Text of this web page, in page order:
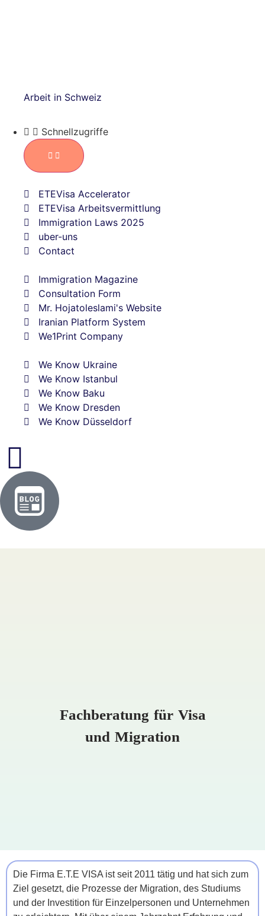
Arbeit in Schweiz
Schnellzugriffe
ETEVisa Accelerator
ETEVisa Arbeitsvermittlung
Immigration Laws 2025
uber-uns
Contact
Immigration Magazine
Consultation Form
Mr. Hojatoleslami's Website
Iranian Platform System
We1Print Company
We Know Ukraine
We Know Istanbul
We Know Baku
We Know Dresden
We Know Düsseldorf
Fachberatung für Visa
und Migration
Die Firma E.T.E VISA ist seit 2011 tätig und hat sich zum
Ziel gesetzt, die Prozesse der Migration, des Studiums
und der Investition für Einzelpersonen und Unternehmen